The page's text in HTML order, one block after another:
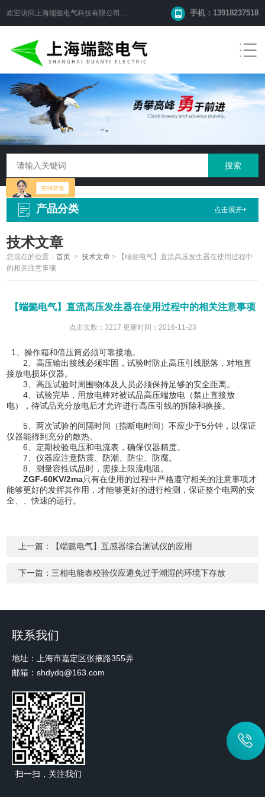
欢迎访问 上海端懿电气科技有限公司 网站！ 手机：13918237518
产品分类 点击展开+
技术文章
您现在的位置：首页 >技术文章 >
【端懿电气】直流高压发生器在使用过程中
的相关注意事项
【端懿电气】直流高压发生器在使用过程中的相关注意事项
点击次数：3217 更新时间：2016-11-23
1、操作箱和倍压筒必须可靠接地。
2、高压输出接线必须牢固，试验时防止高压引线脱落，对地直
接放电损坏仪器。
3、高压试验时周围物体及人员必须保持足够的安全距离。
4、试验完毕，用放电棒对被试品高压端放电（禁止直接放
电），待试品充分放电后才允许进行高压引线的拆除和换接。
5、两次试验的间隔时间（指断电时间）不应少于5分钟，以保证
仪器能得到充分的散热。
6、定期校验电压和电流表，确保仪器精度。
7、仪器应注意防震、防潮、防尘、防腐。
8、测量容性试品时，需接上限流电阻。
ZGF-60KV/2ma只有在使用的过程中严格遵守相关的注意事项才
能够更好的发挥其作用，才能够更好的进行检测，保证整个电网的安
全、、快速的运行。
上一篇： 【端懿电气】互感器综合测试仪的应用
下一篇： 三相电能表校验仪应避免过于潮湿的环境下存放
联系我们
地址：上海市嘉定区张掖路355弄
邮箱：shdydq@163.com
扫一扫，关注我们